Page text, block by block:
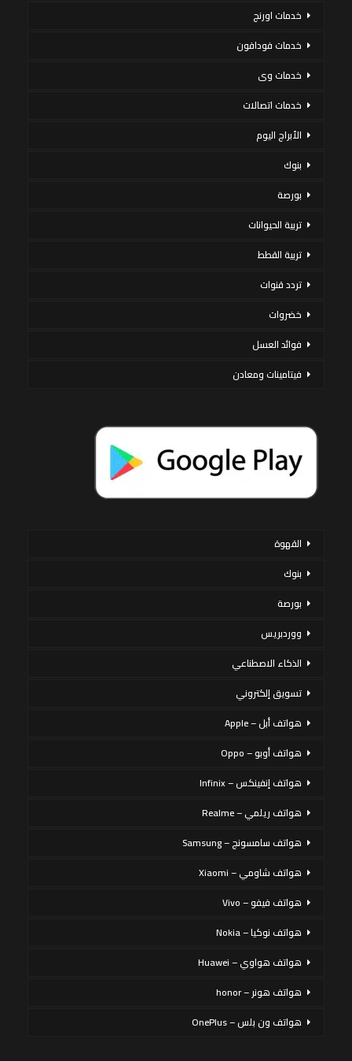
خدمات اورنج
خدمات فودافون
خدمات وى
خدمات اتصالات
الأبراج اليوم
بنوك
بورصة
تربية الحيوانات
تربية القطط
تردد قنوات
خضروات
فوائد العسل
فيتامينات ومعادن
القهوة
بنوك
بورصة
ووردبريس
الذكاء الاصطناعي
تسويق إلكتروني
هواتف أبل – Apple
هواتف أوبو – Oppo
هواتف إنفينكس – Infinix
هواتف ريلمي – Realme
هواتف سامسونج – Samsung
هواتف شاومي – Xiaomi
هواتف فيفو – Vivo
هواتف نوكيا – Nokia
هواتف هواوي – Huawei
هواتف هونر – honor
هواتف ون بلس – OnePlus